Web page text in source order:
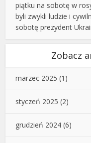
piątku na sobotę w
byli zwykli ludzie i
sobotę prezydent
Zobacz
marzec 2025 (1)
styczeń 2025 (2)
grudzień 2024 (6)